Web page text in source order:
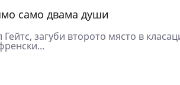
само двама души
загуби второто място в